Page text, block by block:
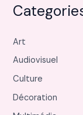
Art
Audiovisuel
Culture
Décoration